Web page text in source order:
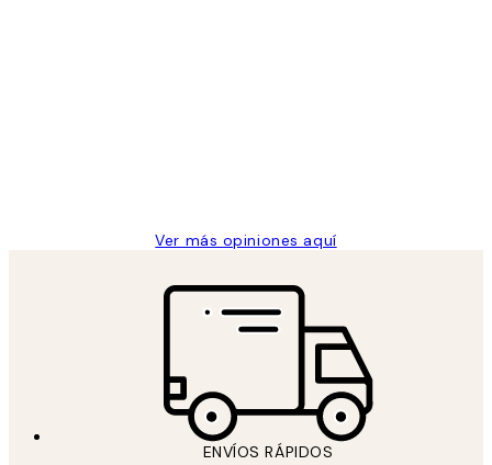
Ver más opiniones aquí
ENVÍOS RÁPIDOS